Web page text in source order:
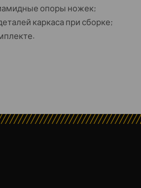
опоры ножек;
каркаса при сборке;